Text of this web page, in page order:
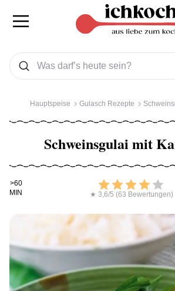
Was wollen Sie suchen
Suchen
Hauptspeise Gulasch Rezepte
Schweinsgulai mit
Kochdauer
>60
MIN
Bewerten
★ 3,6/5 (63 Bewertungen)